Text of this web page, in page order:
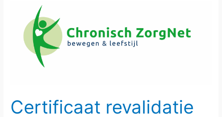
wandelen!!!
Certificaat revalidatie